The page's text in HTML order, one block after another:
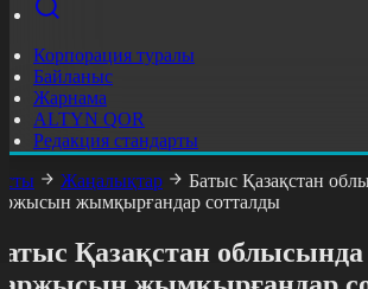
Корпорация туралы
Байланыс
Жарнама
ALTYN QOR
Редакция стандарты
Жаңалықтар
Батыс Қазақстан
жымқырғандар сотталды
Қазақстан